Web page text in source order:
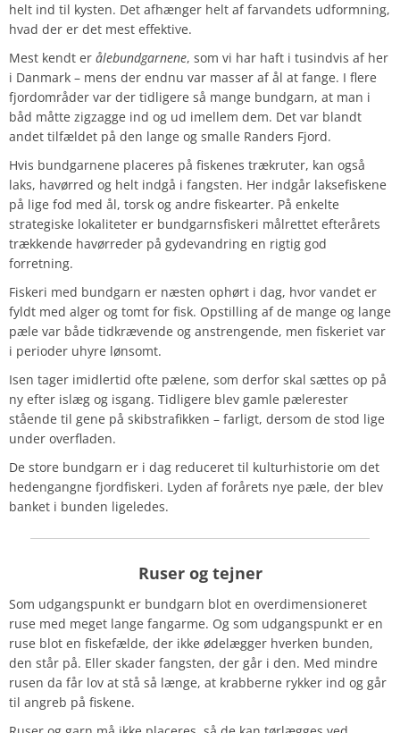
helt ind til kysten. Det afhænger helt af farvandets udformning,
hvad der er det mest effektive.
Mest kendt er ålebundgarnene, som vi har haft i tusindvis af her
i Danmark – mens der endnu var masser af ål at fange. I flere
fjordområder var der tidligere så mange bundgarn, at man i
båd måtte zigzagge ind og ud imellem dem. Det var blandt
andet tilfældet på den lange og smalle Randers Fjord.
Hvis bundgarnene placeres på fiskenes trækruter, kan også
laks, havørred og helt indgå i fangsten. Her indgår laksefiskene
på lige fod med ål, torsk og andre fiskearter. På enkelte
strategiske lokaliteter er bundgarnsfiskeri målrettet efterårets
trækkende havørreder på gydevandring en rigtig god
forretning.
Fiskeri med bundgarn er næsten ophørt i dag, hvor vandet er
fyldt med alger og tomt for fisk. Opstilling af de mange og lange
pæle var både tidkrævende og anstrengende, men fiskeriet var
i perioder uhyre lønsomt.
Isen tager imidlertid ofte pælene, som derfor skal sættes op på
ny efter islæg og isgang. Tidligere blev gamle pælerester
stående til gene på skibstrafikken – farligt, dersom de stod lige
under overfladen.
De store bundgarn er i dag reduceret til kulturhistorie om det
hedengangne fjordfiskeri. Lyden af forårets nye pæle, der blev
banket i bunden ligeledes.
Ruser og tejner
Som udgangspunkt er bundgarn blot en overdimensioneret
ruse med meget lange fangarme. Og som udgangspunkt er en
ruse blot en fiskefælde, der ikke ødelægger hverken bunden,
den står på. Eller skader fangsten, der går i den. Med mindre
rusen da får lov at stå så længe, at krabberne rykker ind og går
til angreb på fiskene.